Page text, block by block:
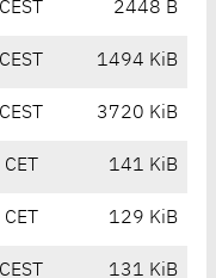
2448 B
1494 KiB
3720 KiB
141 KiB
129 KiB
131 KiB